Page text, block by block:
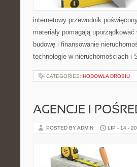
internetowy przewodnik
materiały pomagają
budowę i finansowanie
technologie w nieruchomościach i
CATEGORIES: HODOWLA DROBIU
AGENCJE I
POSTED BY ADMIN LIP - 14 -